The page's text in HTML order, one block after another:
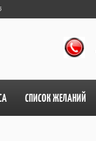
СПИСОК ЖЕЛАНИЙ